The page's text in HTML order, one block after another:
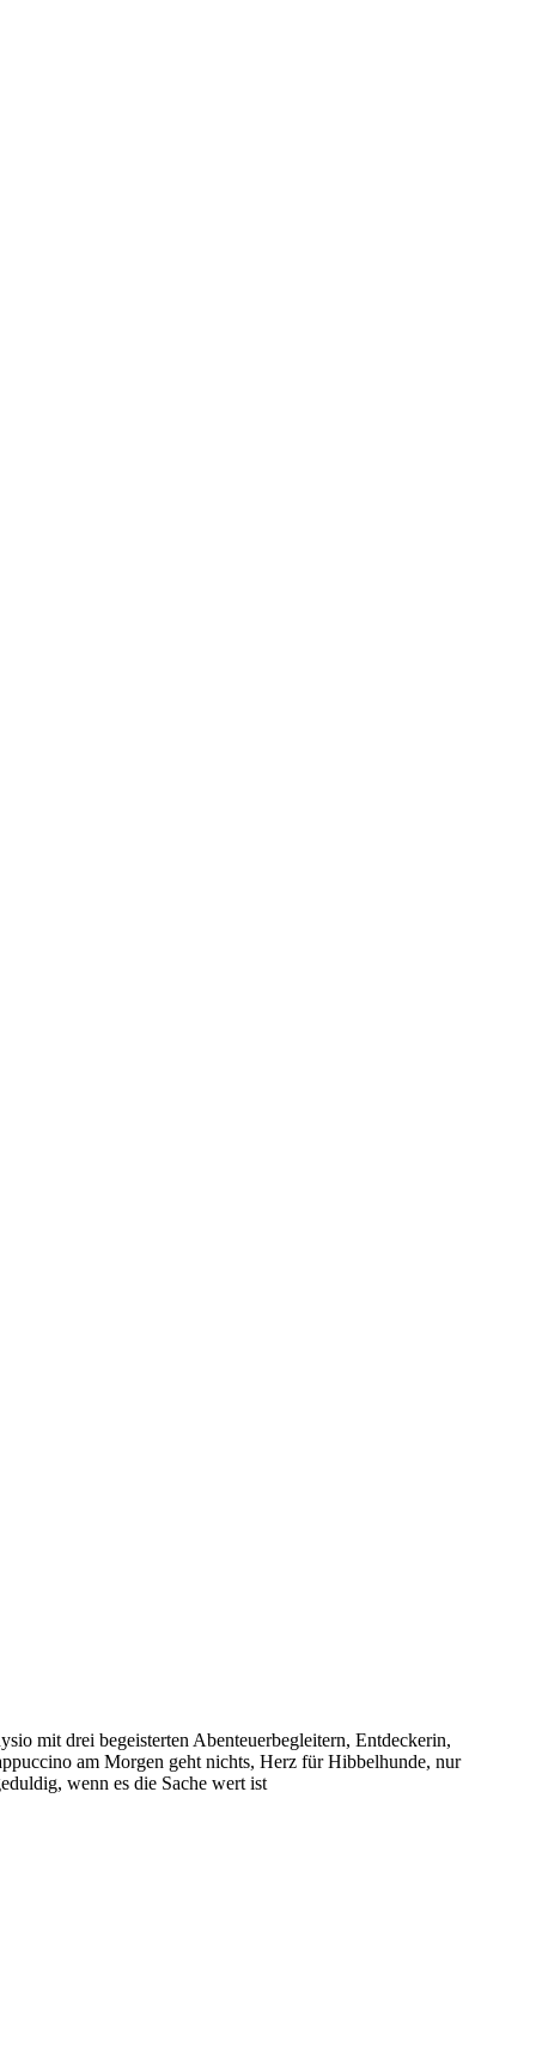
mit drei begeisterten Abenteuerbegleitern, Entdeckerin,
am Morgen geht nichts, Herz für Hibbelhunde, nur
wenn es die Sache wert ist